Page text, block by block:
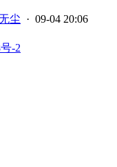
尘 · 09-04 20:06
-2